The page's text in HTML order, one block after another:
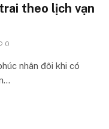
theo lịch vạn
0
nhân đôi khi có